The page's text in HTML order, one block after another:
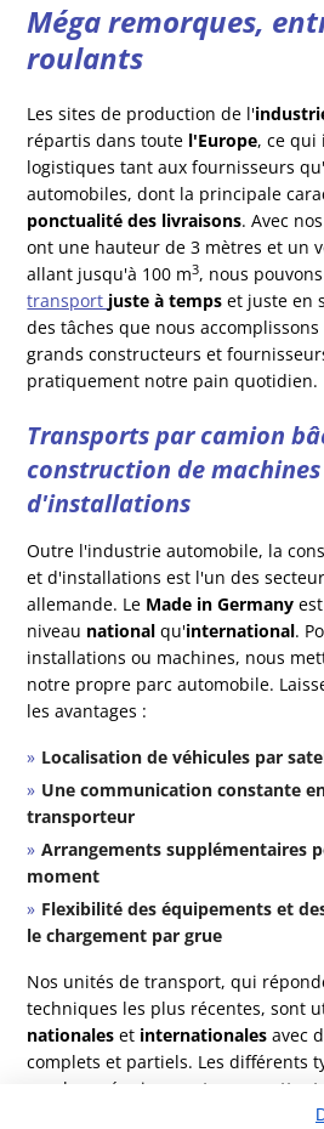
Méga remorques,
roulants
Les sites de production de l'
répartis dans toute l'Europe, ce qui
logistiques tant aux fournisseurs
automobiles, dont la principale
ponctualité des livraisons. Avec
ont une hauteur de 3 mètres et un
allant jusqu'à 100 m3, nous
transport juste à temps et juste en
des tâches que nous
grands constructeurs et
pratiquement notre pain quotidien.
Transports par camion
construction de
d'installations
Outre l'industrie automobile, la
et d'installations est l'un des
allemande. Le Made in Germany
niveau nationalqu'international.
installations ou machines, nous
notre propre parc automobile.
les avantages :
Localisation de véhicules par
Une communication constante
transporteur
Arrangements supplémentaires
moment
Flexibilité des équipements et
le chargement par grue
Nos unités de transport, qui
techniques les plus récentes, sont
nationales et internationalesavec
complets et partiels. Les différents
que leurs équipements, permettent
différents. Si nécessaire, les